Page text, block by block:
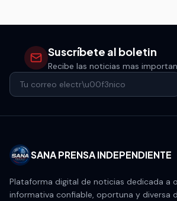
Suscríbete al boletin
Recibe las noticias mas
SANA PRENSA INDEPENDIENTE
Plataforma digital de noticias dedicada a
informativa confiable, oportuna y diversa